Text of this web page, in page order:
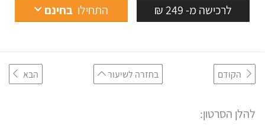
לרכישה מ- 249 ₪ התחילו בחינם
הקודם בחזרה לשיעור הבא
להלן הסרטון: